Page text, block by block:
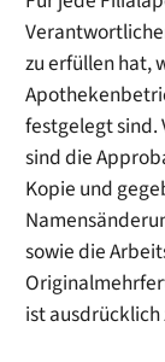
zu erfüllen hat,
festgelegt sind.
sind die
Kopie und
sowie die
ist ausdrücklich